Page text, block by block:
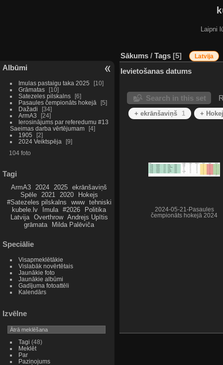
Laipni
Albūmi
Imulas pastaigu taka 2025
10
Grāmatas
10
Satezeles pilskalns
6
Pasaules čempionāts hokejā
5
Dažadi
34
ArmA3
24
Ierosinājums par referedumu #13
Saeimas darba vērtējumam
4
1905
2
2024 Veiktspēja
9
104 foto
Tagi
ArmA3 2024 2025
ekrānšaviņš
Spēle
2021 2020
Hokejs
#Satezeles pilskalns
www
tehniski
kubele.lv
Imula #2026
Politika
Latvija
Overthrow Andrejs Upītis
grāmata
Milda Palēviča
Speciālie
Visapmeklētākie
Vislabāk novērtētais
Jaunākie foto
Jaunākie albūmi
Gadījuma fotoattēli
Kalendārs
Izvēlne
Tagi (48)
Meklēt
Par
Paziņojums
Sākums / Tags 5 Latvija
Ievietošanas datums
Search in this set
+ ekrānšaviņš 1 +
2024-05-21-Pasaules
čempionāts hokejā 2024